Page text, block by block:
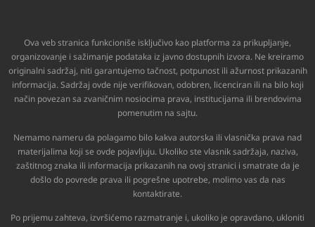
Ova veb stranica funkcioniše isključivo kao platforma za prikupljanje,
organizovanje i sažimanje podataka iz javno dostupnih izvora. Ne kreiramo
originalni sadržaj, niti garantujemo tačnost, potpunost ili ažurnost prikazanih
informacija. Sadržaj ovde nije verifikovan, odobren, licenciran ili na bilo koji
način povezan sa zvaničnim nosiocima prava, institucijama ili brendovima
pomenutim na sajtu.
Nemamo nameru da polagamo bilo kakva autorska ili vlasnička prava nad
materijalima koji se ovde pojavljuju. Ukoliko ste vlasnik sadržaja, naziva,
zaštitnog znaka ili informacija prikazanih na ovoj stranici i smatrate da je
došlo do povrede prava ili pogrešne upotrebe, molimo vas da nas
kontaktirate.
Po prijemu zahteva, izvršićemo razmatranje i, ukoliko je opravdano, ukloniti